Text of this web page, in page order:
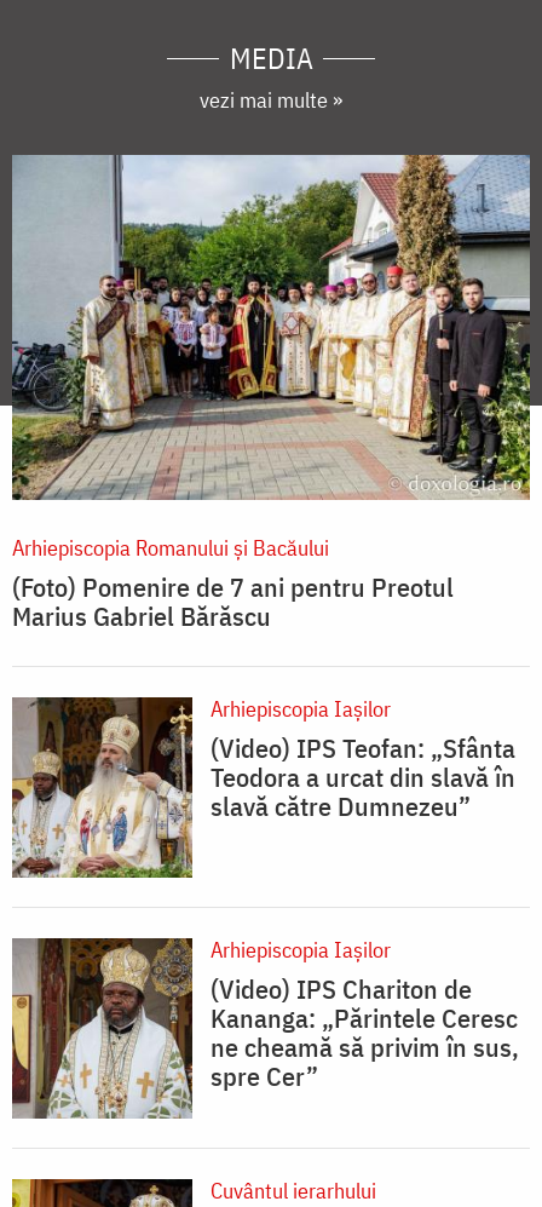
MEDIA
vezi mai multe »
Arhiepiscopia Romanului şi Bacăului
(Foto) Pomenire de 7 ani pentru Preotul
Marius Gabriel Bărăscu
Arhiepiscopia Iaşilor
(Video) IPS Teofan: „Sfânta
Teodora a urcat din slavă în
slavă către Dumnezeu”
Arhiepiscopia Iaşilor
(Video) IPS Chariton de
Kananga: „Părintele Ceresc
ne cheamă să privim în sus,
spre Cer”
Cuvântul ierarhului